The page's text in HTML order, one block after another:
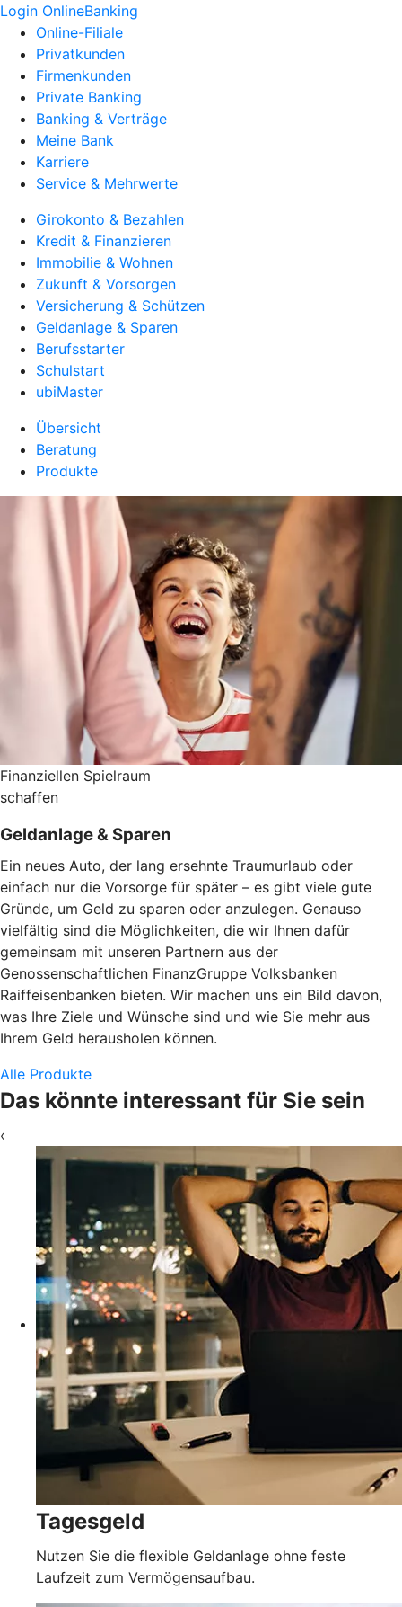
Login OnlineBanking
Online-Filiale
Privatkunden
Firmenkunden
Private Banking
Banking & Verträge
Meine Bank
Karriere
Service & Mehrwerte
Girokonto & Bezahlen
Kredit & Finanzieren
Immobilie & Wohnen
Zukunft & Vorsorgen
Versicherung & Schützen
Geldanlage & Sparen
Berufsstarter
Schulstart
ubiMaster
Übersicht
Beratung
Produkte
Finanziellen Spielraum
schaffen
Geldanlage & Sparen
Ein neues Auto, der lang ersehnte Traumurlaub oder
einfach nur die Vorsorge für später – es gibt viele gute
Gründe, um Geld zu sparen oder anzulegen. Genauso
vielfältig sind die Möglichkeiten, die wir Ihnen dafür
gemeinsam mit unseren Partnern aus der
Genossenschaftlichen FinanzGruppe Volksbanken
Raiffeisenbanken bieten. Wir machen uns ein Bild davon,
was Ihre Ziele und Wünsche sind und wie Sie mehr aus
Ihrem Geld herausholen können.
Alle Produkte
Das könnte interessant für Sie sein
‹
Tagesgeld
Nutzen Sie die flexible Geldanlage ohne feste
Laufzeit zum Vermögensaufbau.